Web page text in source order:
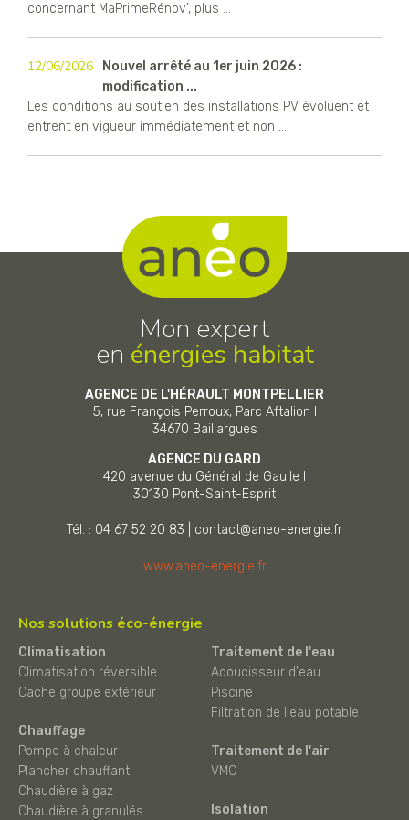
concernant MaPrimeRénov’, plus ...
12/06/2026
Nouvel arrêté au 1er juin 2026 :
modification ...
Les conditions au soutien des installations PV évoluent et
entrent en vigueur immédiatement et non ...
Mon expert
en énergies habitat
AGENCE DE L'HÉRAULT MONTPELLIER
5, rue François Perroux, Parc Aftalion I
34670 Baillargues
AGENCE DU GARD
420 avenue du Général de Gaulle I
30130 Pont-Saint-Esprit
Tél. : 04 67 52 20 83 contact@aneo-energie.fr
www.aneo-energie.fr
Nos solutions éco-énergie
Climatisation
Climatisation réversible
Cache groupe extérieur
Chauffage
Pompe à chaleur
Plancher chauffant
Chaudière à gaz
Chaudière à granulés
Traitement de l'eau
Adoucisseur d'eau
Piscine
Filtration de l'eau potable
Traitement de l'air
VMC
Isolation